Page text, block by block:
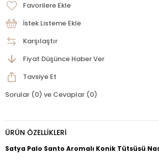
Favorilere Ekle
İstek Listeme Ekle
Karşılaştır
Fiyat Düşünce Haber Ver
Tavsiye Et
Sorular (0) ve Cevaplar (0)
ÜRÜN ÖZELLIKLERI
Satya Palo Santo Aromalı Konik Tütsüsü